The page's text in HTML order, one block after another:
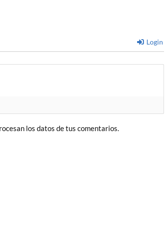
Login
los datos de tus comentarios.